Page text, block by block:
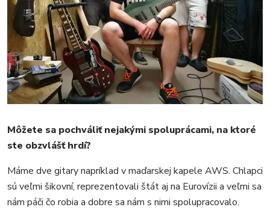
Môžete sa pochváliť nejakými spoluprácami, na ktoré
ste obzvlášť hrdí?
Máme dve gitary napríklad v maďarskej kapele AWS. Chlapci
sú veľmi šikovní, reprezentovali štát aj na Eurovízii a veľmi sa
nám páči čo robia a dobre sa nám s nimi spolupracovalo.